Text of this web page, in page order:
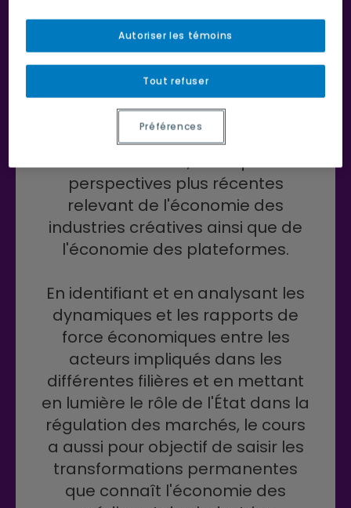
jeu vidéo, des expériences
immersives et interactives et de
la musique enregistrée,
notamment. Il sera ainsi question
de l'économie culturelle, de
l'économie politique de la
communication, ainsi que de
perspectives plus récentes
relevant de l'économie des
industries créatives ainsi que de
l'économie des plateformes.
En identifiant et en analysant les
dynamiques et les rapports de
force économiques entre les
acteurs impliqués dans les
différentes filières et en mettant
en lumière le rôle de l'État dans la
régulation des marchés, le cours
a aussi pour objectif de saisir les
transformations permanentes
que connaît l'économie des
Tout refuser
Autoriser les témoins
Préférences